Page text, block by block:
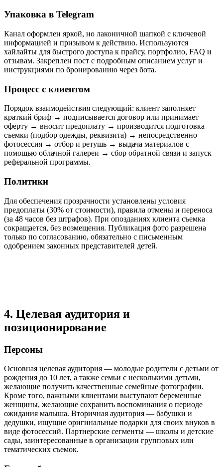
Упаковка в Telegram
Канал оформлен яркой, но лаконичной шапкой с ключевой
информацией и призывом к действию. Используются
хайлайты для быстрого доступа к прайсу, портфолио, FAQ и
отзывам. Закреплен пост с подробным описанием услуг и
инструкциями по бронированию через бота.
Процесс с клиентом
Порядок взаимодействия следующий: клиент заполняет
краткий бриф → подписывается договор или принимает
оферту → вносит предоплату → производится подготовка
съемки (подбор одежды, реквизита) → непосредственно
фотосессия → отбор и ретушь → выдача материалов с
помощью облачной галереи → сбор обратной связи и запуск
реферальной программы.
Политики
Для обеспечения прозрачности установлены условия
предоплаты (30% от стоимости), правила отмены и переноса
(за 48 часов без штрафов). При опозданиях клиента съемка
сокращается, без возмещения. Публикация фото разрешена
только по согласованию, обязательно с письменным
одобрением законных представителей детей.
4. Целевая аудитория и
позиционирование
Персоны
Основная целевая аудитория — молодые родители с детьми от
рождения до 10 лет, а также семьи с несколькими детьми,
желающие получить качественные семейные фотографии.
Кроме того, важными клиентами выступают беременные
женщины, желающие сохранить воспоминания о периоде
ожидания малыша. Вторичная аудитория — бабушки и
дедушки, ищущие оригинальные подарки для своих внуков в
виде фотосессий. Партнерские сегменты — школы и детские
сады, заинтересованные в организации групповых или
тематических съемок.